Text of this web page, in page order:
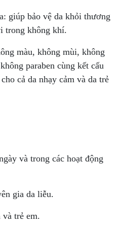
giúp bảo vệ da khỏi thương
trong không khí.
màu, không mùi, không
paraben cùng kết cấu
cả da nhạy cảm và da trẻ
và trong các hoạt động
gia da liễu.
và trẻ em.